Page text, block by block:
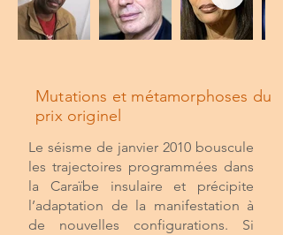
Mutations et métamorphoses du
prix originel
Le séisme de janvier 2010 bouscule
les trajectoires programmées dans
la Caraïbe insulaire et précipite
l’adaptation de la manifestation à
de nouvelles configurations. Si